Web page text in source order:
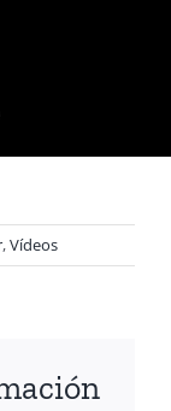
,Vídeos